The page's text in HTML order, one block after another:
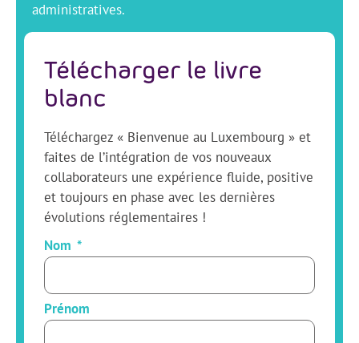
administratives.
Télécharger le livre
blanc
Téléchargez « Bienvenue au Luxembourg » et
faites de l’intégration de vos nouveaux
collaborateurs une expérience fluide, positive
et toujours en phase avec les dernières
évolutions réglementaires !
Nom
Prénom